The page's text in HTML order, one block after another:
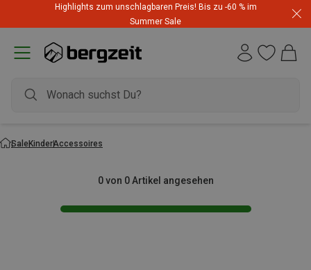
Highlights zum unschlagbaren Preis! Bis zu -60 % im
Summer Sale
SaleKinderAccessoires
0 von 0 Artikel angesehen